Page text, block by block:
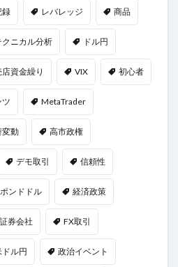
録 レバレッジ 商品
クニカル分析 ドル円
資金繰り VIX 初心者
MetaTrader
変動 高市政権
デモ取引 信頼性
ポンドドル 経済政策
証券会社 FX取引
ドル円 政治イベント